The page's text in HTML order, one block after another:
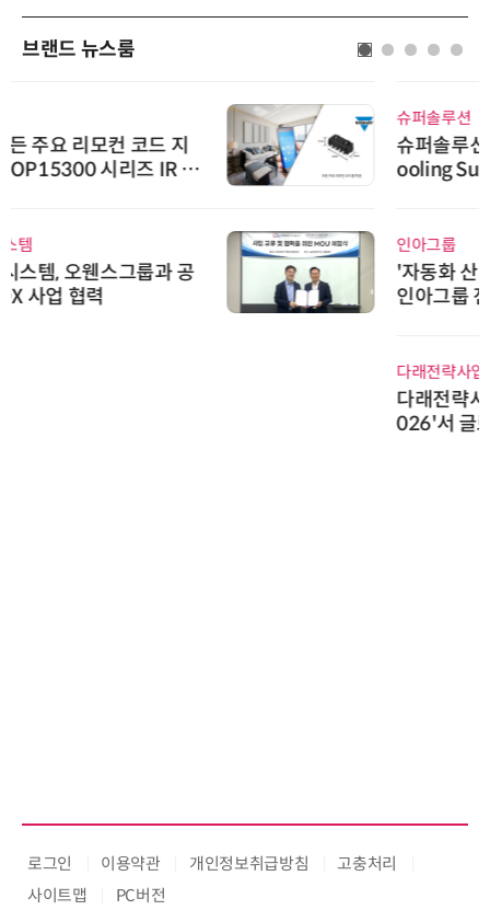
브랜드 뉴스룸
슈퍼솔루션, 2026 Next-Gen AI C
ooling Summit 성황리 성료
인아그룹
'자동화 산업의 새로운 가능성'…
인아그룹 전국 7개 도시 세미나 페
로그인 이용약관 개인정보취급방침
고충처리
사이트맵
PC버전